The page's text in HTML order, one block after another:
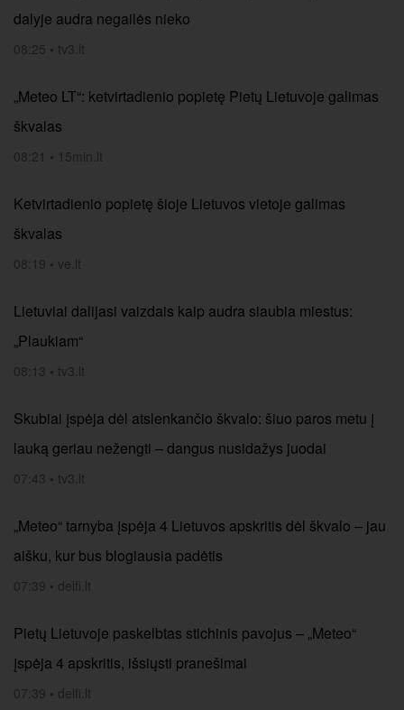
dalyje audra negailės nieko
08:25 • tv3.lt
„Meteo LT“: ketvirtadienio popietę Pietų Lietuvoje galimas
škvalas
08:21 • 15min.lt
Ketvirtadienio popietę šioje Lietuvos vietoje galimas
škvalas
08:19 • ve.lt
Lietuviai dalijasi vaizdais kaip audra siaubia miestus:
„Plaukiam“
08:13 • tv3.lt
Skubiai įspėja dėl atslenkančio škvalo: šiuo paros metu į
lauką geriau nežengti – dangus nusidažys juodai
07:43 • tv3.lt
„Meteo“ tarnyba įspėja 4 Lietuvos apskritis dėl škvalo – jau
aišku, kur bus blogiausia padėtis
07:39 • delfi.lt
Pietų Lietuvoje paskelbtas stichinis pavojus – „Meteo“
įspėja 4 apskritis, išsiųsti pranešimai
07:39 • delfi.lt